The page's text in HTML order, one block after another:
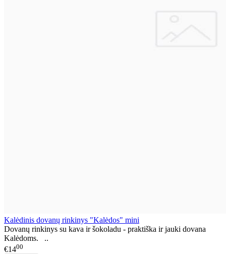
Kalėdinis dovanų rinkinys "Kalėdos" mini
Dovanų rinkinys su kava ir šokoladu - praktiška ir jauki dovana
Kalėdoms. ..
€1400